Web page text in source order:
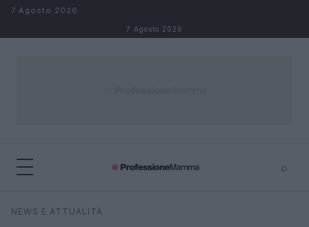
Salta al contenuto
7 Agosto 2026
7 Agosto 2026
⌕
Cerca
NEWS E ATTUALITÀ